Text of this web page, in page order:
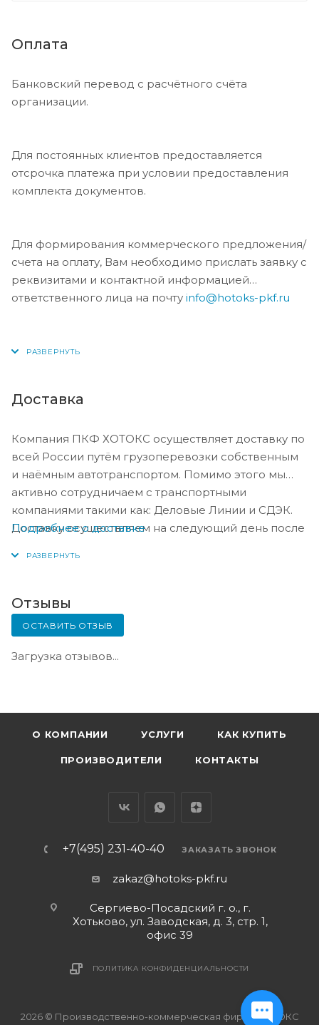
Оплата
Банковский перевод с расчётного счёта
организации.
Для постоянных клиентов предоставляется
отсрочка платежа при условии предоставления
комплекта документов.
Для формирования коммерческого предложения/
счета на оплату, Вам необходимо прислать заявку с
реквизитами и контактной информацией
ответственного лица на почту info@hotoks-pkf.ru
Доставка
Компания ПКФ ХОТОКС осуществляет доставку по
всей России путём грузоперевозки собственным
и наёмным автотранспортом. Помимо этого мы
активно сотрудничаем с транспортными
компаниями такими как: Деловые Линии и СДЭК.
Доставку осуществляем на следующий день после
Подробнее о доставке
Отзывы
ОСТАВИТЬ ОТЗЫВ
Загрузка отзывов...
О КОМПАНИИ УСЛУГИ КАК КУПИТЬ
ПРОИЗВОДИТЕЛИ КОНТАКТЫ
+7(495) 231-40-40 ЗАКАЗАТЬ ЗВОНОК
zakaz@hotoks-pkf.ru
Сергиево-Посадский г. о., г.
Хотьково, ул. Заводская, д. 3, стр. 1,
офис 39
ПОЛИТИКА КОНФИДЕНЦИАЛЬНОСТИ
2026 © Производственно-коммерческая фирма ХОТОКС